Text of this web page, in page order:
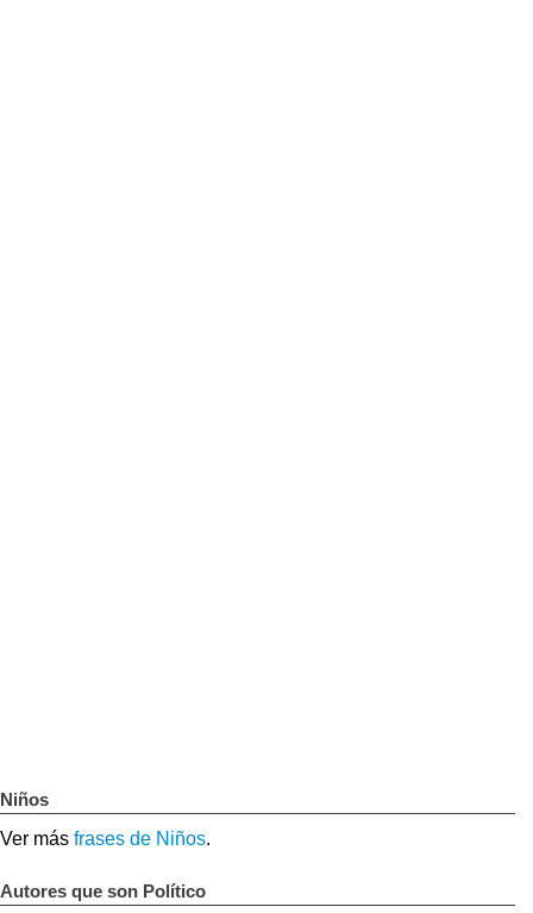
Niños
Ver más frases de Niños.
Autores que son Político